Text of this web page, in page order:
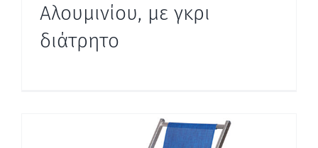
Αλουμινίου, με γκρι
διάτρητο